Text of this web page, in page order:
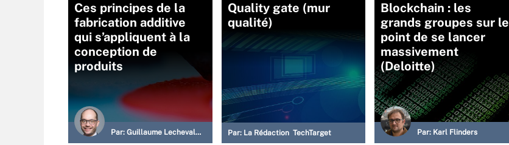
Ces principes de la
fabrication additive
qui s’appliquent à la
conception de
produits
Par: Guillaume Lechevallier
Quality gate (mur
qualité)
Par: La Rédaction TechTarget
Blockchain : les
grands groupes sur le
point de se lancer
massivement
(Deloitte)
Par: Karl Flinders